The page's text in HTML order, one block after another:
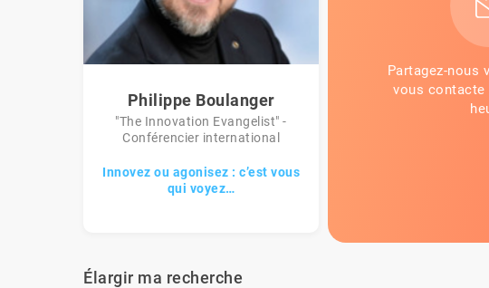
Philippe Boulanger
"The Innovation Evangelist" -
Conférencier international
Innovez ou agonisez : c’est vous
qui voyez…
Élargir ma recherche
Partagez-nous
vous contacte